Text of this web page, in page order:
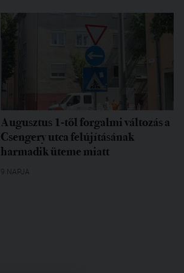
Augusztus 1-től forgalmi változás a
Csengery utca felújításának
harmadik üteme miatt
9 NAPJA